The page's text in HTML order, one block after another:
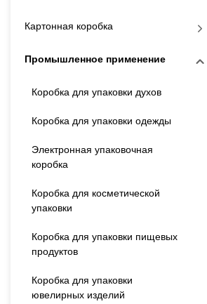
Картонная коробка
Промышленное применение
Коробка для упаковки духов
Коробка для упаковки одежды
Электронная упаковочная
коробка
Коробка для косметической
упаковки
Коробка для упаковки пищевых
продуктов
Коробка для упаковки
ювелирных изделий